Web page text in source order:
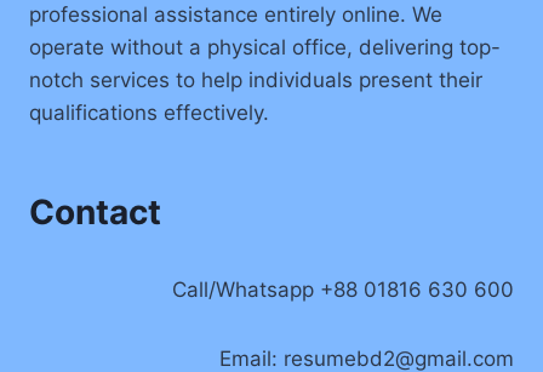
professional assistance entirely online. We
operate without a physical office, delivering top-
notch services to help individuals present their
qualifications effectively.
Contact
Call/Whatsapp +88 01816 630 600
Email: resumebd2@gmail.com